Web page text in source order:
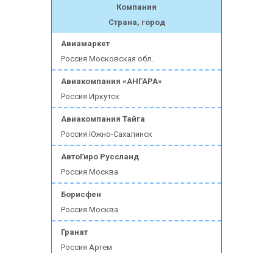
Компания
Страна, город
Авиамаркет
Россия Московская обл.
Авиакомпания «АНГАРА»
Россия Иркутск
Авиакомпания Тайга
Россия Южно-Сахалинск
АвтоГиро Руссланд
Россия Москва
Борисфен
Россия Москва
Гранат
Россия Артем